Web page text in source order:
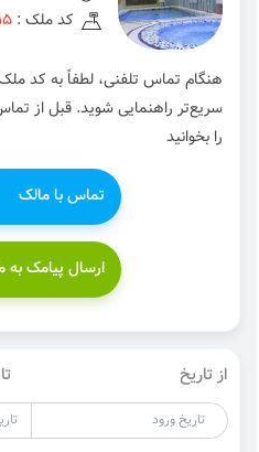
کد ملک :
سریع‌تر راهنمایی شوید. قبل از
را بخوانید
تماس با مالک
ارسال پیامک به
از تاریخ